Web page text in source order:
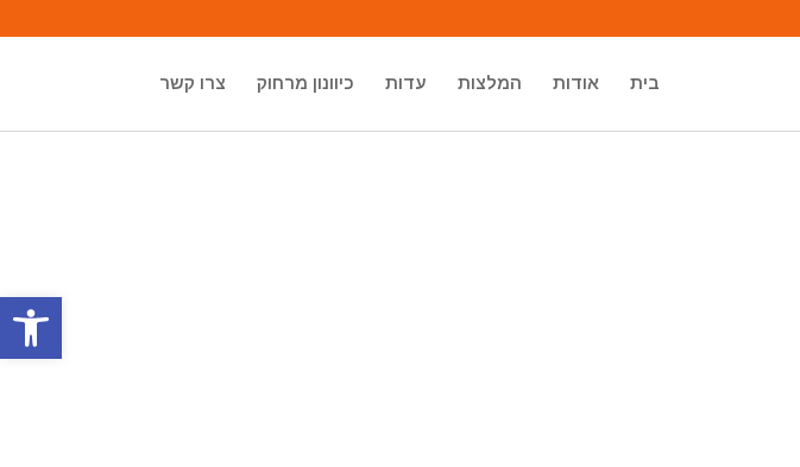
בית אודות המלצות עדות כיוונון מרחוק צרו קשר
פתח